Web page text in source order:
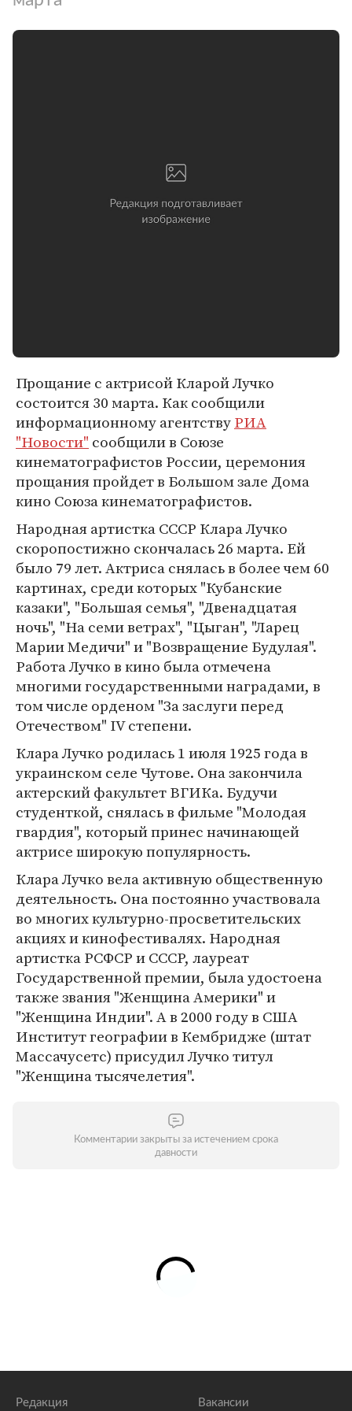
Прощание с актрисой Кларой Лучко
состоится 30 марта. Как сообщили
информационному агентствуРИА
"Новости" сообщили в Союзе
кинематографистов России, церемония
прощания пройдет в Большом зале Дома
кино Союза кинематографистов.
Народная артистка СССР Клара Лучко
скоропостижно скончалась 26 марта. Ей
было 79 лет. Актриса снялась в более чем 60
картинах, среди которых "Кубанские
казаки", "Большая семья", "Двенадцатая
ночь", "На семи ветрах", "Цыган", "Ларец
Марии Медичи" и "Возвращение Будулая".
Работа Лучко в кино была отмечена
многими государственными наградами, в
том числе орденом "За заслуги перед
Отечеством" IV степени.
Клара Лучко родилась 1 июля 1925 года в
украинском селе Чутове. Она закончила
актерский факультет ВГИКа. Будучи
студенткой, снялась в фильме "Молодая
гвардия", который принес начинающей
актрисе широкую популярность.
Клара Лучко вела активную общественную
деятельность. Она постоянно участвовала
во многих культурно-просветительских
акциях и кинофестивалях. Народная
артистка РСФСР и СССР, лауреат
Государственной премии, была удостоена
также звания "Женщина Америки" и
"Женщина Индии". А в 2000 году в США
Институт географии в Кембридже (штат
Массачусетс) присудил Лучко титул
"Женщина тысячелетия".
Комментарии закрыты за истечением срока
давности
Редакция Вакансии